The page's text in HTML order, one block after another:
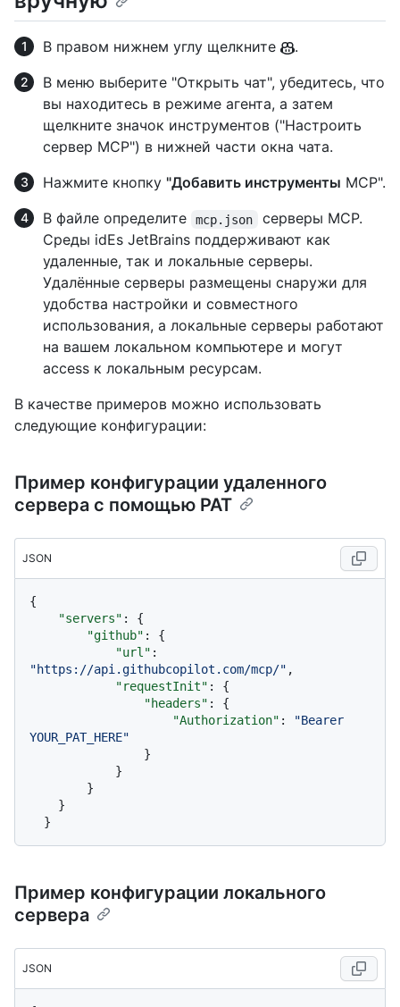
В правом нижнем углу щелкните
.
В меню выберите "Открыть чат", убедитесь, что
вы находитесь в режиме агента, а затем
щелкните значок инструментов ("Настроить
сервер MCP") в нижней части окна чата.
Нажмите кнопку "Добавить инструменты MCP".
В файле определите
mcp.json
серверы MCP.
Среды idEs JetBrains поддерживают как
удаленные, так и локальные серверы.
Удалённые серверы размещены снаружи для
удобства настройки и совместного
использования, а локальные серверы работают
на вашем локальном компьютере и могут
access к локальным ресурсам.
В качестве примеров можно использовать
следующие конфигурации:
Пример конфигурации удаленного
сервера с помощью PAT
JSON
{
"servers" :
{
"github" :
{
"url" :
"https://api.githubcopilot.com/mcp/" ,
"requestInit" :
{
"headers" :
{
"Authorization" :
"Bearer
YOUR_PAT_HERE"
}
}
}
}
}
Пример конфигурации локального
сервера
JSON